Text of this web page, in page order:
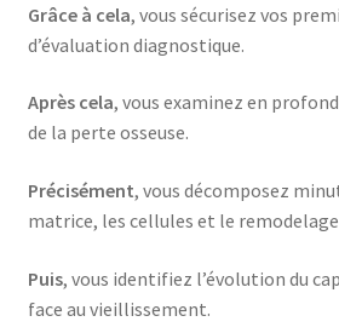
Grâce à cela, vous sécurisez vos
d’évaluation diagnostique.
Après cela, vous examinez en
de la perte osseuse.
Précisément, vous décomposez
matrice, les cellules et le remodelage
Puis, vous identifiez l’évolution du
face au vieillissement.